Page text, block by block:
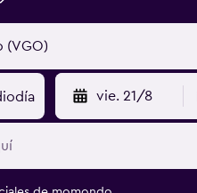
vie. 21/8